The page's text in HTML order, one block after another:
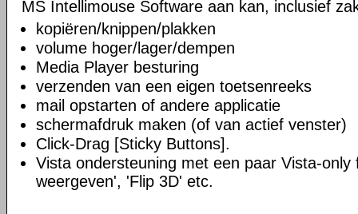
MS Intellimouse Software aan kan, inclusief
kopiëren/knippen/plakken
volume hoger/lager/dempen
Media Player besturing
verzenden van een eigen toetsenreeks
mail opstarten of andere applicatie
schermafdruk maken (of van actief venster)
Click-Drag [Sticky Buttons].
Vista ondersteuning met een paar Vista-only
weergeven', 'Flip 3D' etc.